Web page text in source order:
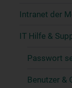
Intranet der
IT Hilfe &
Passwort
Benutzer &